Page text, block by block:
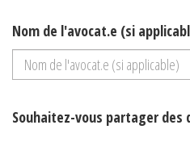
Nom de l'avocat.e (si
Souhaitez-vous partager